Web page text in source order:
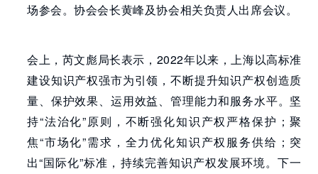
场参会。协会会长黄峰及协会相关负责人出席会议。
会上，芮文彪局长表示，2022年以来，上海以高标准
建设知识产权强市为引领，不断提升知识产权创造质
量、保护效果、运用效益、管理能力和服务水平。坚
持“法治化”原则，不断强化知识产权严格保护；聚
焦“市场化”需求，全力优化知识产权服务供给；突
出“国际化”标准，持续完善知识产权发展环境。下一